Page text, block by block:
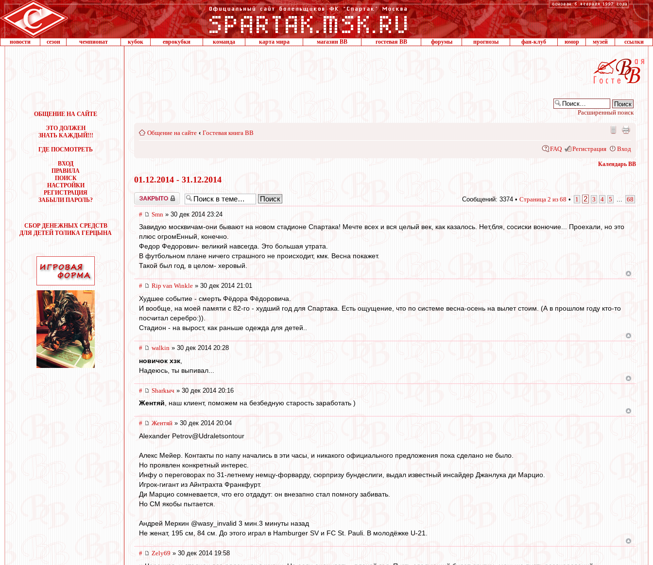
новости сезон чемпионат кубок еврокубки команда карта мира магазин ВВ гостевая ВВ форумы прогнозы фан-клуб юмор музей ссылки
ОБЩЕНИЕ НА САЙТЕ
ЭТО ДОЛЖЕН
ЗНАТЬ КАЖДЫЙ!!!
ГДЕ ПОСМОТРЕТЬ
ВХОД
ПРАВИЛА
ПОИСК
НАСТРОЙКИ
РЕГИСТРАЦИЯ
ЗАБЫЛИ ПАРОЛЬ?
СБОР ДЕНЕЖНЫХ СРЕДСТВ
ДЛЯ ДЕТЕЙ ТОЛИКА ГЕРЦЫНА
Расширенный поиск
Общение на сайте ‹ Гостевая книга ВВ
FAQ Регистрация Вход
Календарь ВВ
01.12.2014 - 31.12.2014
Закрыто Сообщений: 3374 • Страница 2 из 68 • 1 2 3 4 5 68
# Smn » 30 дек 2014 23:24
Завидую москвичам-они бывают на новом стадионе Спартака! Мечте всех и вся целый век, как казалось. Нет,бля, сосиски вонючие... Проехали, но это
плюс огромЕнный, конечно.
Федор Федорович- великий навсегда. Это большая утрата.
В футбольном плане ничего страшного не происходит, кмк. Весна покажет.
Такой был год, в целом- херовый.
# Rip van Winkle » 30 дек 2014 21:01
Худшее событие - смерть Фёдора Фёдоровича.
И вообще, на моей памяти с 82-го - худший год для Спартака. Есть ощущение, что по системе весна-осень на вылет стоим. (А в прошлом году кто-то
посчитал серебро:)).
Стадион - на вырост, как раньше одежда для детей..
# walkin » 30 дек 2014 20:28
новичок хзк
Надеюсь, ты выпивал...
# Sharkыч » 30 дек 2014 20:16
Жентяй, наш клиент, поможем на безбедную старость заработать )
# Жентяй » 30 дек 2014 20:04
Alexander Petrov@Udraletsontour
Алекс Мейер. Контакты по напу начались в эти часы, и никакого официального предложения пока сделано не было.
Но проявлен конкретный интерес.
Инфу о переговорах по 31-летнему немцу-форварду, сюрпризу бундеслиги, выдал известный инсайдер Джанлука ди Марцио.
Игрок-гигант из Айнтрахта Франкфурт.
Ди Марцио сомневается, что его отдадут: он внезапно стал помногу забивать.
Но СМ якобы пытается.
Андрей Меркин ‏@wasy_invalid 3 мин.3 минуты назад
Не женат, 195 см, 84 см. До этого играл в Hamburger SV и FC St. Pauli. В молодёжке U-21.
# Zely69 » 30 дек 2014 19:58